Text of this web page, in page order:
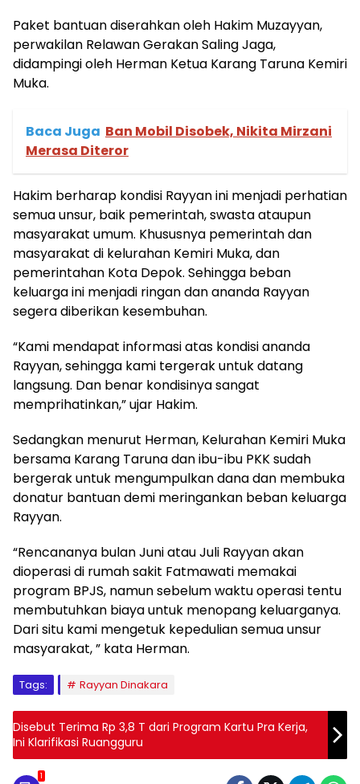
Paket bantuan diserahkan oleh Hakim Muzayyan,
perwakilan Relawan Gerakan Saling Jaga,
didampingi oleh Herman Ketua Karang Taruna Kemiri
Muka.
Baca Juga Ban Mobil Disobek, Nikita Mirzani
Merasa Diteror
Hakim berharap kondisi Rayyan ini menjadi perhatian
semua unsur, baik pemerintah, swasta ataupun
masyarakat umum. Khususnya pemerintah dan
masyarakat di kelurahan Kemiri Muka, dan
pemerintahan Kota Depok. Sehingga beban
keluarga ini menjadi ringan dan ananda Rayyan
segera diberikan kesembuhan.
“Kami mendapat informasi atas kondisi ananda
Rayyan, sehingga kami tergerak untuk datang
langsung. Dan benar kondisinya sangat
memprihatinkan,” ujar Hakim.
Sedangkan menurut Herman, Kelurahan Kemiri Muka
bersama Karang Taruna dan ibu-ibu PKK sudah
bergerak untuk mengumpulkan dana dan membuka
donatur bantuan demi meringankan beban keluarga
Rayyan.
“Rencananya bulan Juni atau Juli Rayyan akan
dioperasi di rumah sakit Fatmawati memakai
program BPJS, namun sebelum waktu operasi tentu
membutuhkan biaya untuk menopang keluarganya.
Dari situ kami mengetuk kepedulian semua unsur
masyarakat, ” kata Herman.
Tags: Rayyan Dinakara
Disebut Terima Rp 3,8 T dari Program Kartu Pra Kerja,
Ini Klarifikasi Ruangguru
1